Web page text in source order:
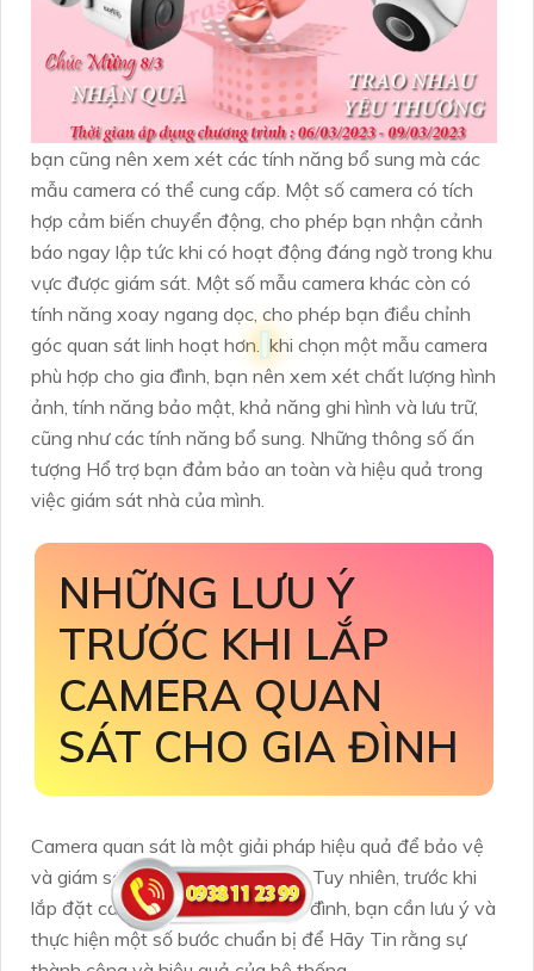
bạn cũng nên xem xét các tính năng bổ sung mà các
mẫu camera có thể cung cấp. Một số camera có tích
hợp cảm biến chuyển động, cho phép bạn nhận cảnh
báo ngay lập tức khi có hoạt động đáng ngờ trong khu
vực được giám sát. Một số mẫu camera khác còn có
tính năng xoay ngang dọc, cho phép bạn điều chỉnh
góc quan sát linh hoạt hơn. khi chọn một mẫu camera
phù hợp cho gia đình, bạn nên xem xét chất lượng hình
ảnh, tính năng bảo mật, khả năng ghi hình và lưu trữ,
cũng như các tính năng bổ sung. Những thông số ấn
tượng Hổ trợ bạn đảm bảo an toàn và hiệu quả trong
việc giám sát nhà của mình.
NHỮNG LƯU Ý
TRƯỚC KHI LẮP
CAMERA QUAN
SÁT CHO GIA ĐÌNH
Camera quan sát là một giải pháp hiệu quả để bảo vệ
và giám sát an ninh cho gia đình. Tuy nhiên, trước khi
lắp đặt camera quan sát cho gia đình, bạn cần lưu ý và
thực hiện một số bước chuẩn bị để Hãy Tin rằng sự